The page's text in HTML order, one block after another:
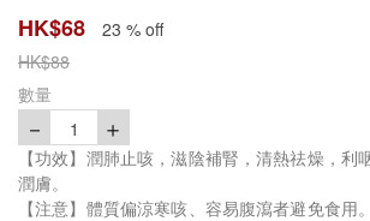
HK$68 23 % off
HK$88
數量
－ 1 ＋
【功效】潤肺止咳，滋陰補腎，清熱祛燥，利
潤膚。
【注意】體質偏涼寒咳、容易腹瀉者避免食用。